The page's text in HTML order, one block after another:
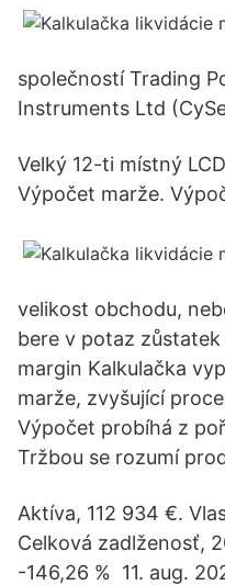
společností Trading
Instruments Ltd
Velký 12-ti místný
Výpočet marže.
velikost obchodu,
bere v potaz
margin Kalkulačka
marže, zvyšující
Výpočet probíhá z
Tržbou se rozumí
Aktíva, 112 934 €.
Celková zadlženosť,
-146,26 % 11. aug.